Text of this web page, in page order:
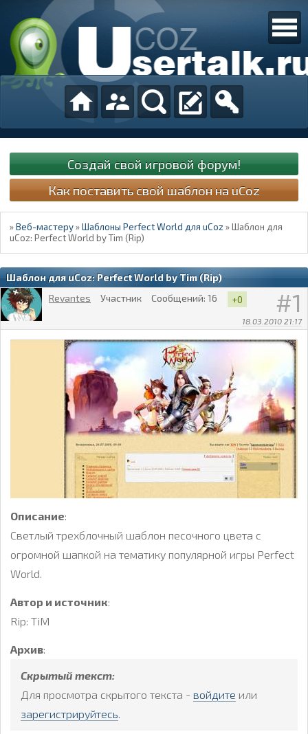
Создай свой игровой форум!
Как поставить свой шаблон на uCoz
»Веб-мастеру »Шаблоны Perfect World для uCoz »Шаблон для
uCoz: Perfect World by Tim (Rip)
Шаблон для uCoz: Perfect World by Tim (Rip)
1
18.03.2010 21:17
Revantes Участник Сообщений: 16 +0
Описание:
Светлый трехблочный шаблон песочного цвета с
огромной шапкой на тематику популярной игры Perfect
World.
Автор и источник:
Rip: TiM
Архив:
Скрытый текст:
Для просмотра скрытого текста - войдите или
зарегистрируйтесь.